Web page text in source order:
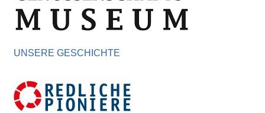
UNSERE GESCHICHTE